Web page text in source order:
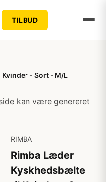
TILBUD
- Sort - M/L
kan være genereret
RIMBA
Rimba Læder
Kyskhedsbælte